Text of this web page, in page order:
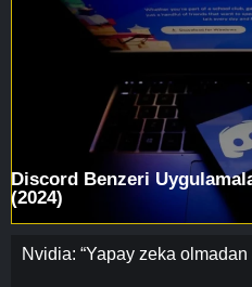
Discord Benzeri
(2024)
Nvidia: “Yapay zeka olmadan